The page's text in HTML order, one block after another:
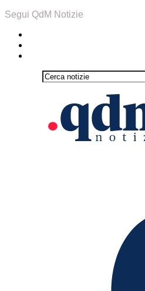
Segui QdM Notizie